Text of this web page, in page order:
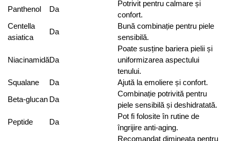
Panthenol
Da
Potrivit pentru calmare și
confort.
Centella
asiatica
Da
Bună combinație pentru piele
sensibilă.
NiacinamidăDa
Poate susține bariera pielii și
uniformizarea aspectului
tenului.
Squalane
Da
Ajută la emoliere și confort.
Beta-glucan Da
Combinație potrivită pentru
piele sensibilă și deshidratată.
Peptide
Da
Pot fi folosite în rutine de
îngrijire anti-aging.
Recomandat dimineața pentru